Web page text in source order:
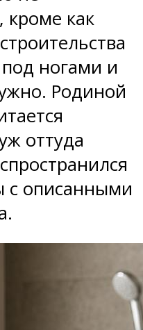
кроме как
ногами и
Родиной
оттуда
с описанными